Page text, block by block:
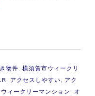
物件, 横須賀市ウィークリ
, アクセスしやすい, アク
ウィークリーマンション , オ